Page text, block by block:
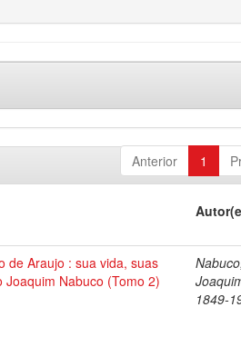
Anterior 1
de Araujo : sua vida, suas
Nabuco (Tomo 2)
Nabuco,
1849-